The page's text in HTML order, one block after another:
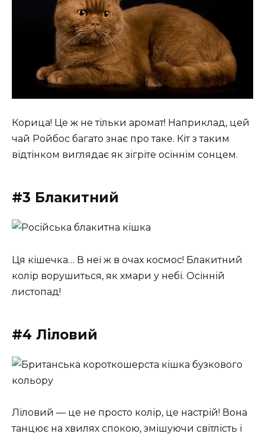
Корица! Це ж не тільки аромат! Наприклад, цей
чай Ройбос багато знає про таке. Кіт з таким
відтінком виглядає як зігріте осіннім сонцем.
#3 Блакитний
Ця кішечка… В неї ж в очах космос! Блакитний
колір ворушиться, як хмари у небі. Осінній
листопад!
#4 Ліловий
Ліловий — це не просто колір, це настрій! Вона
танцює на хвилях спокою, змішуючи світлість і